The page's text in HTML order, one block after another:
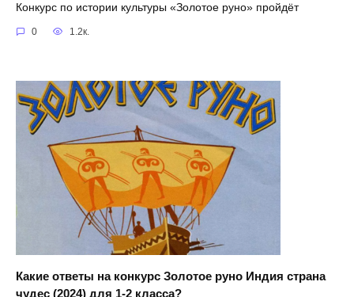
Конкурс по истории культуры «Золотое руно» пройдёт
0 1.2к.
Какие ответы на конкурс Золотое руно Индия страна
чудес (2024) для 1-2 класса?